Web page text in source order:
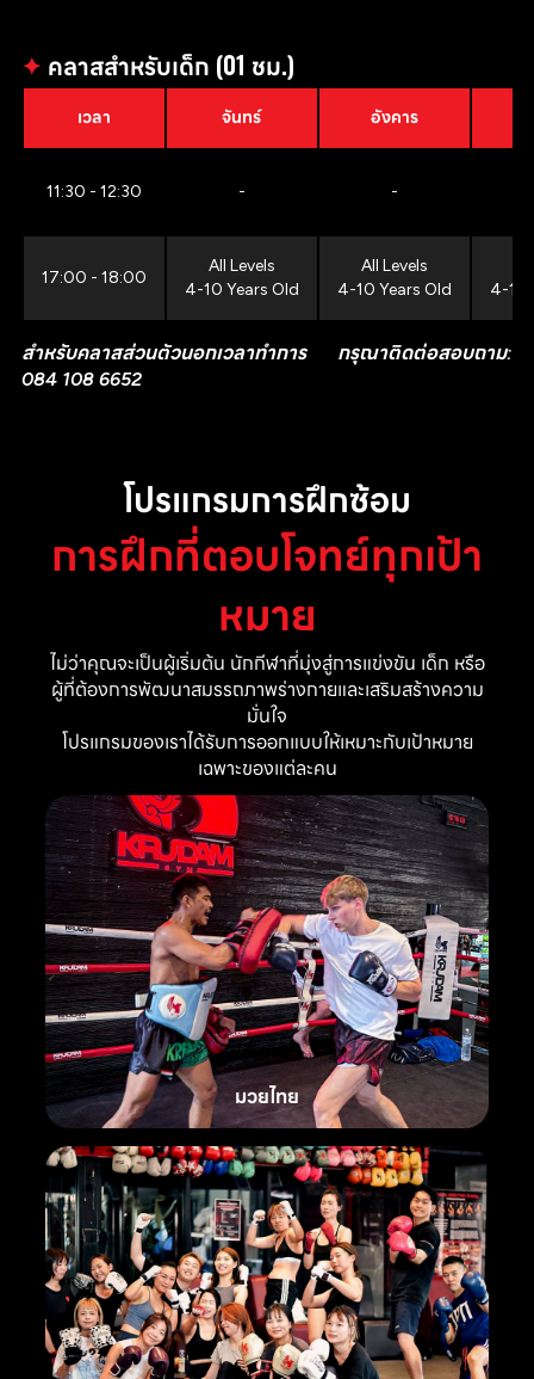
✦ คลาสสำหรับเด็ก (01 ชม.)
เวลา จันทร์ อังคาร
11:30 - 12:30 - -
17:00 - 18:00
All Levels
4-10 Years Old
All Levels
4-10 Years Old
4-10
สำหรับคลาสส่วนตัวนอกเวลาทำการ กรุณาติดต่อสอบถาม:
084 108 6652
โปรแกรมการฝึกซ้อม
การฝึกที่ตอบโจทย์ทุกเป้า
หมาย
ไม่ว่าคุณจะเป็นผู้เริ่มต้น นักกีฬาที่มุ่งสู่การแข่งขัน เด็ก หรือ
ผู้ที่ต้องการพัฒนาสมรรถภาพร่างกายและเสริมสร้างความ
มั่นใจ
โปรแกรมของเราได้รับการออกแบบให้เหมาะกับเป้าหมาย
เฉพาะของแต่ละคน
มวยไทย